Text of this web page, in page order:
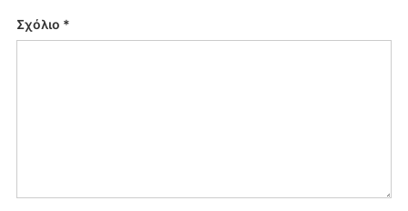
Σχόλιο *